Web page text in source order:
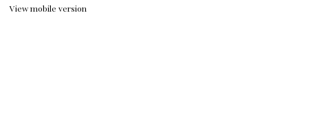
View mobile version